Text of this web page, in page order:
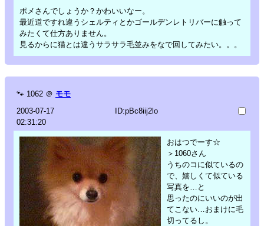
ポメさんでしょうか？かわいいなー。
最近道ですれ違うシェルティとかゴールデンレトリバーに触って
みたくて仕方ありません。
見るからに猫とは違うサラサラ毛並みをなで回してみたい。。。
🐾 1062 ＠ モモ
2003-07-17
02:31:20
ID:pBc8iij2lo
おはつでーす☆
＞1060さん
うちのコに似ているの
で、嬉しくて似ている
写真を…と
思ったのにいいのが出
てこない…おまけに毛
切ってるし。